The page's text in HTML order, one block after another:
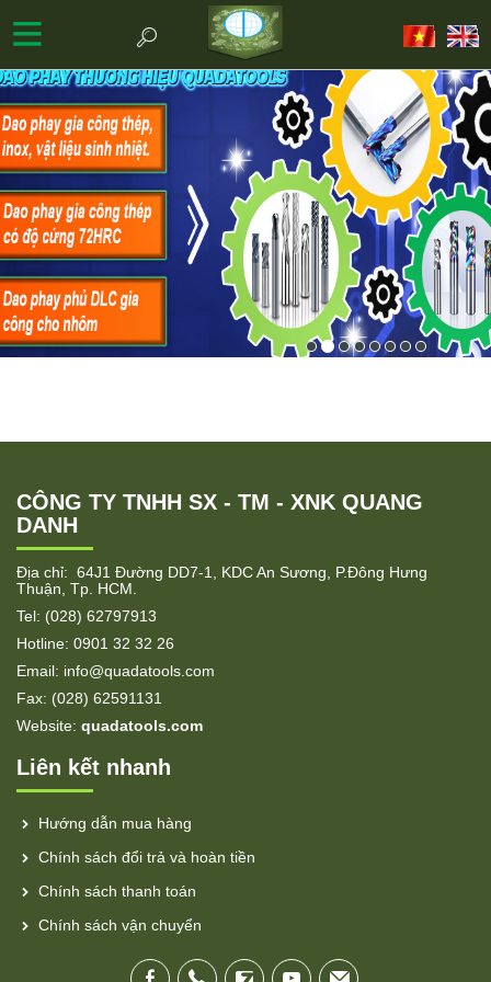
CÔNG TY TNHH SX - TM - XNK QUANG
DANH
Địa chỉ: 64J1 Đường DD7-1, KDC An Sương, P.Đông Hưng
Thuận, Tp. HCM.
Tel: (028) 62797913
Hotline: 0901 32 32 26
Email: info@quadatools.com
Fax: (028) 62591131
Website: quadatools.com
Liên kết nhanh
Hướng dẫn mua hàng
Chính sách đổi trả và hoàn tiền
Chính sách thanh toán
Chính sách vận chuyển